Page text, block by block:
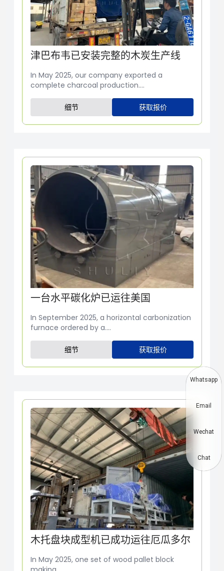
津巴布韦已安装完整的木炭生产线
In May 2025, our company exported a
complete charcoal production....
细节 获取报价
一台水平碳化炉已运往美国
In September 2025, a horizontal carbonization
furnace ordered by a....
细节 获取报价
木托盘块成型机已成功运往厄瓜多尔
In May 2025, one set of wood pallet block
Whatsapp
Email
Wechat
Chat